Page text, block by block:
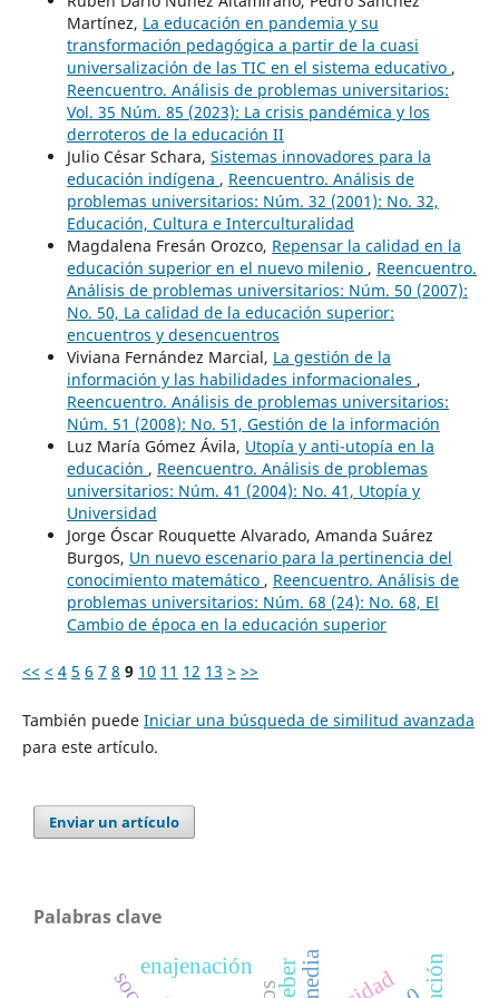
Martínez, La educación en pandemia y su
transformación pedagógica a partir de la cuasi
universalización de las TIC en el sistema educativo ,
Reencuentro. Análisis de problemas universitarios:
Vol. 35 Núm. 85 (2023): La crisis pandémica y los
derroteros de la educación II
Julio César Schara, Sistemas innovadores para la
educación indígena , Reencuentro. Análisis de
problemas universitarios: Núm. 32 (2001): No. 32,
Educación, Cultura e Interculturalidad
Magdalena Fresán Orozco, Repensar la calidad en la
educación superior en el nuevo milenio , Reencuentro.
Análisis de problemas universitarios: Núm. 50 (2007):
No. 50, La calidad de la educación superior:
encuentros y desencuentros
Viviana Fernández Marcial, La gestión de la
información y las habilidades informacionales ,
Reencuentro. Análisis de problemas universitarios:
Núm. 51 (2008): No. 51, Gestión de la información
Luz María Gómez Ávila, Utopía y anti-utopía en la
educación , Reencuentro. Análisis de problemas
universitarios: Núm. 41 (2004): No. 41, Utopía y
Universidad
Jorge Óscar Rouquette Alvarado, Amanda Suárez
Burgos, Un nuevo escenario para la pertinencia del
conocimiento matemático , Reencuentro. Análisis de
problemas universitarios: Núm. 68 (24): No. 68, El
Cambio de época en la educación superior
<< < 4 5 6 7 8 9 10 11 12 13 > >>
También puede Iniciar una búsqueda de similitud avanzada
para este artículo.
Enviar un artículo
Palabras clave
weber
enajenación media